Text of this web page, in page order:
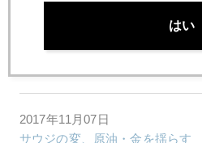
2017年11月07日
サウジの変、原油・金を揺らす
はい